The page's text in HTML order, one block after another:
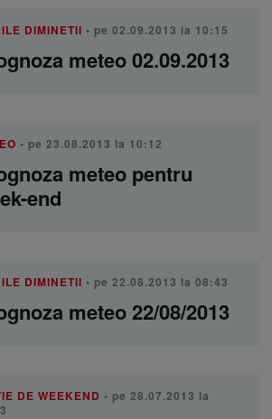
DIMINETII • pe 02.09.2013 la 10:15
meteo 02.09.2013
• pe 23.08.2013 la 10:12
meteo pentru
end
DIMINETII • pe 22.08.2013 la 08:43
meteo 22/08/2013
DE WEEKEND • pe 28.07.2013 la